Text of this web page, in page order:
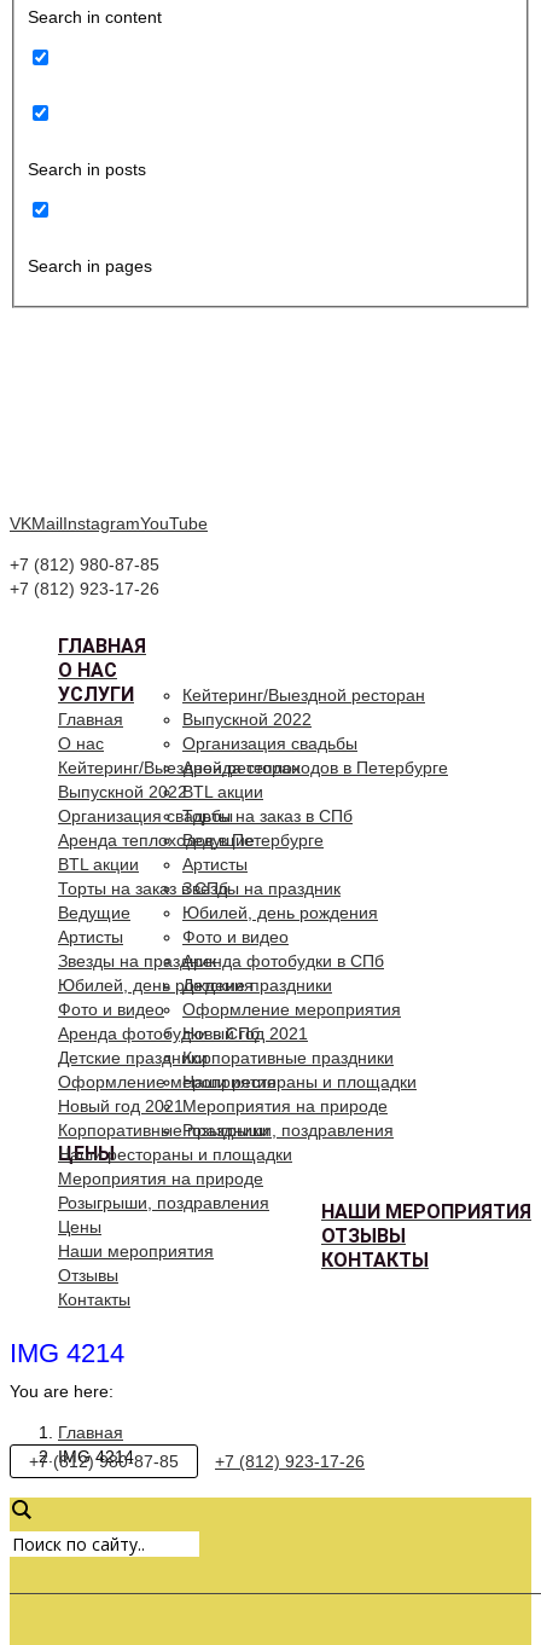
Search in content
Search in posts
Search in pages
VKMailInstagramYouTube
+7 (812) 980-87-85
+7 (812) 923-17-26
ГЛАВНАЯ
О НАС
УСЛУГИ
Кейтеринг/Выездной ресторан
Выпускной 2022
Организация свадьбы
Аренда теплоходов в Петербурге
BTL акции
Торты на заказ в СПб
Ведущие
Артисты
Звезды на праздник
Юбилей, день рождения
Фото и видео
Аренда фотобудки в СПб
Детские праздники
Оформление мероприятия
Новый год 2021
Корпоративные праздники
Наши рестораны и площадки
Мероприятия на природе
Розыгрыши, поздравления
ЦЕНЫ
НАШИ МЕРОПРИЯТИЯ
ОТЗЫВЫ
КОНТАКТЫ
Главная
О нас
Кейтеринг/Выездной ресторан
Выпускной 2022
Организация свадьбы
Аренда теплоходов в Петербурге
BTL акции
Торты на заказ в СПб
Ведущие
Артисты
Звезды на праздник
Юбилей, день рождения
Фото и видео
Аренда фотобудки в СПб
Детские праздники
Оформление мероприятия
Новый год 2021
Корпоративные праздники
Наши рестораны и площадки
Мероприятия на природе
Розыгрыши, поздравления
Цены
Наши мероприятия
Отзывы
Контакты
IMG 4214
You are here:
Главная
IMG 4214
+7 (812) 980-87-85 +7 (812) 923-17-26